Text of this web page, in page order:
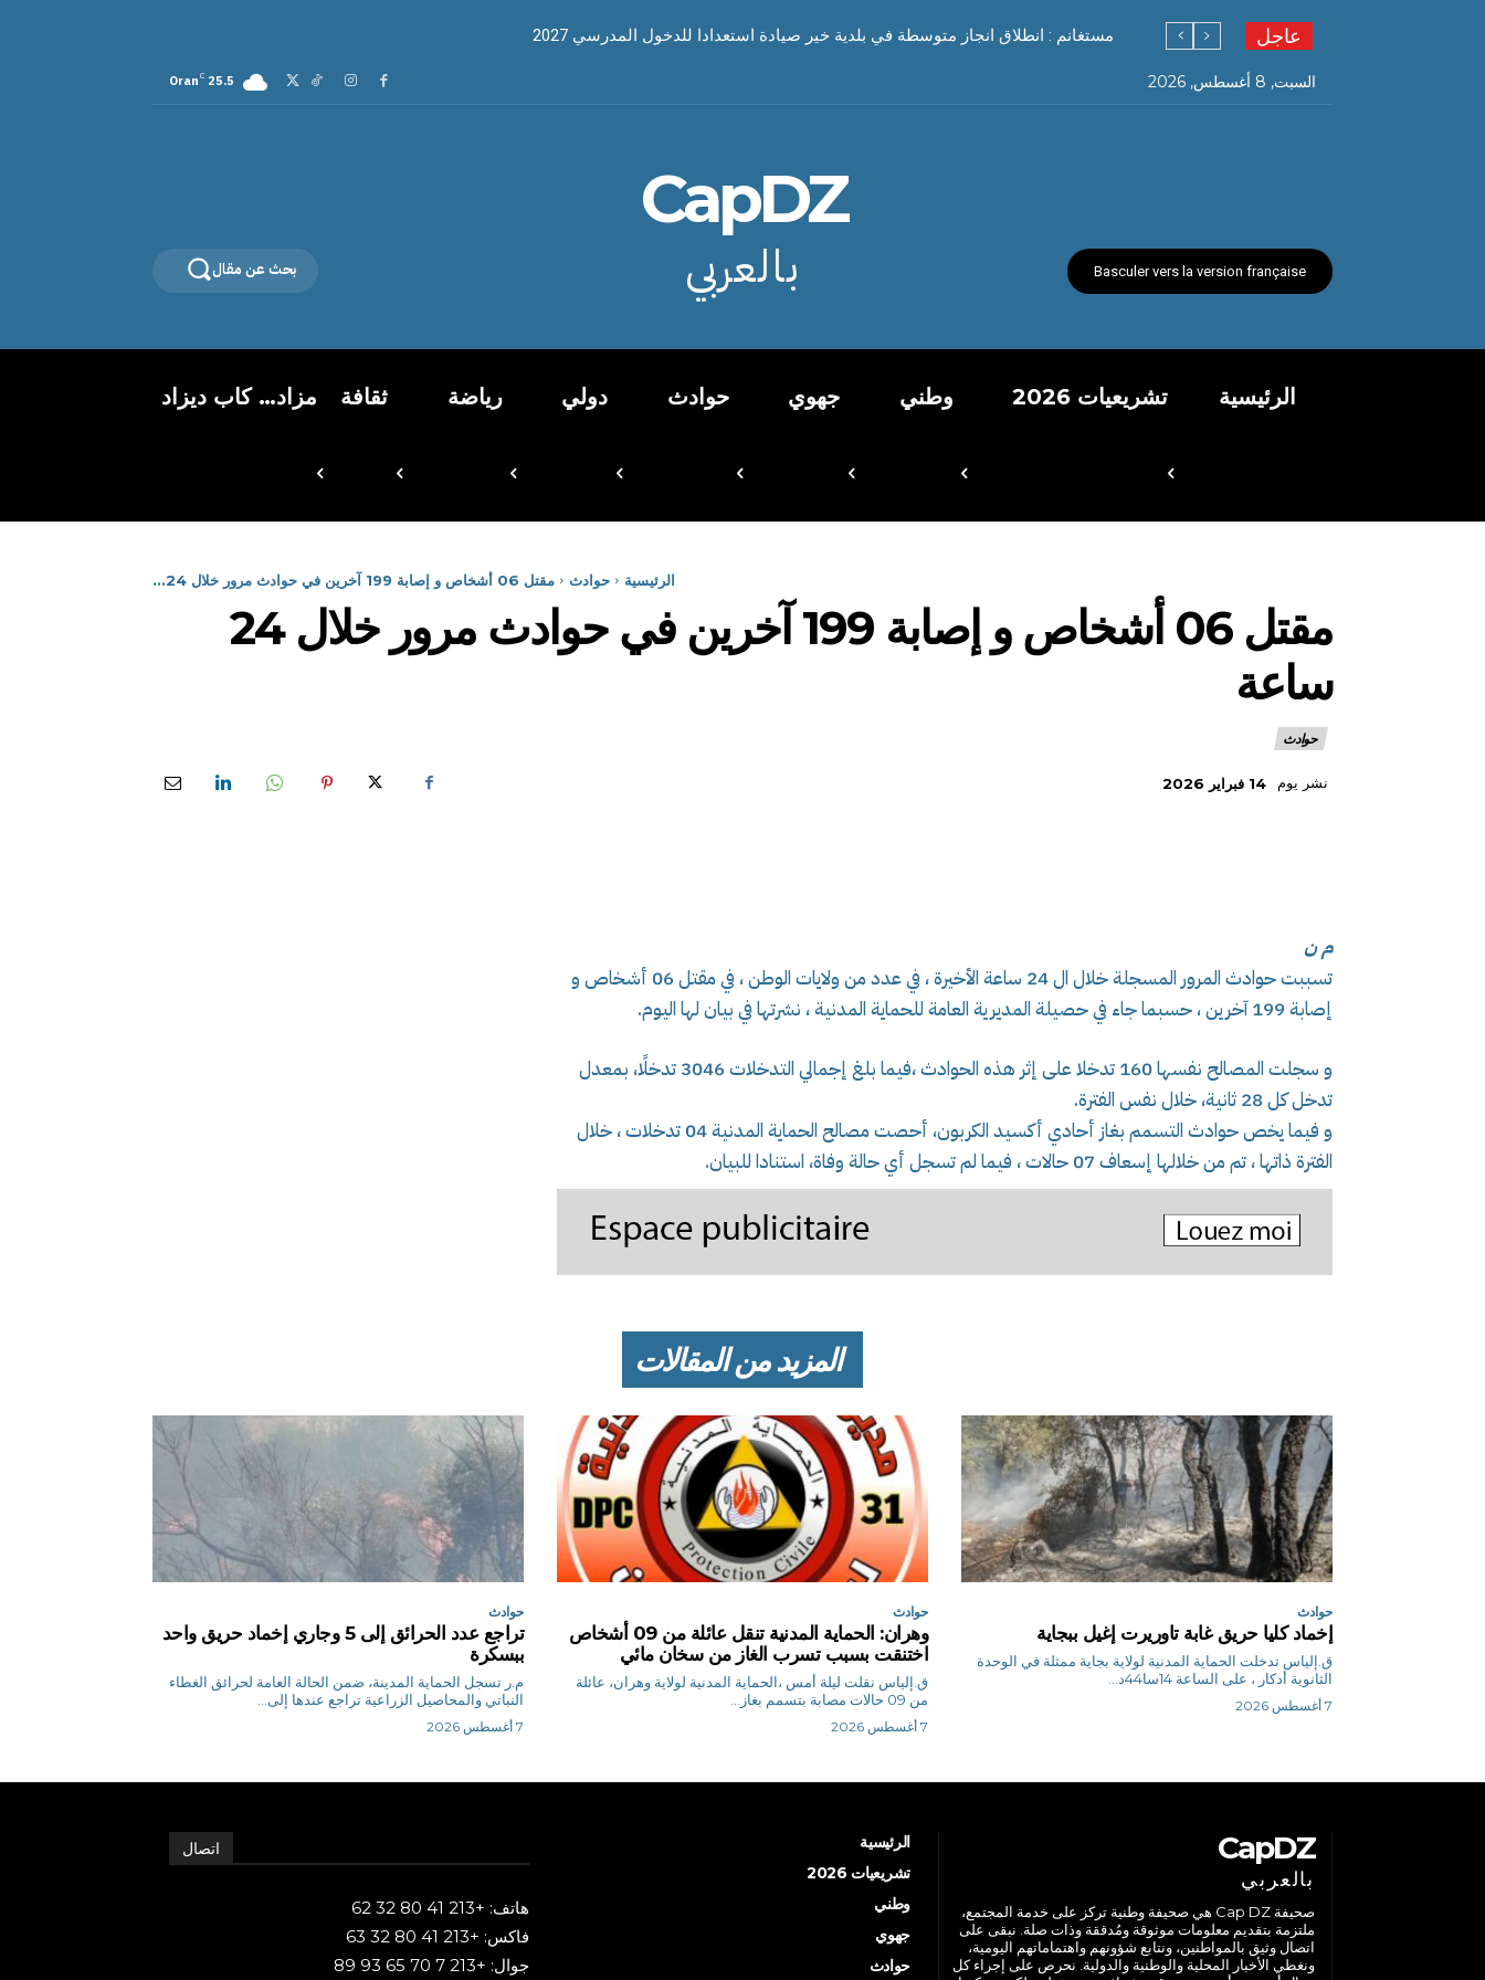
عاجل مستغانم : انطلاق انجاز متوسطة في بلدية خير صيادة استعدادا للدخول المدرسي 2027
السبت, 8 أغسطس, 2026 25.5
C
Oran
Basculer vers la version française
CapDZ
بالعربي بحث عن مقال
الرئيسية تشريعيات 2026 وطني جهوي حوادث دولي رياضة ثقافة مزاد… كاب ديزاد
الرئيسية حوادث مقتل 06 أشخاص و إصابة 199 آخرين في حوادث مرور خلال 24...
مقتل 06 أشخاص و إصابة 199 آخرين في حوادث مرور خلال 24
ساعة
حوادث
نشر يوم 14 فبراير 2026
م ن
تسببت حوادث المرور المسجلة خلال ال 24 ساعة الأخيرة ، في عدد من ولايات الوطن ، في مقتل 06 أشخاص و
إصابة 199 آخرين ، حسبما جاء في حصيلة المديرية العامة للحماية المدنية ، نشرتها في بيان لها اليوم.
و سجلت المصالح نفسها 160 تدخلا على إثر هذه الحوادث ،فيما بلغ إجمالي التدخلات 3046 تدخلًا، بمعدل
تدخل كل 28 ثانية، خلال نفس الفترة.
و فيما يخص حوادث التسمم بغاز أحادي أكسيد الكربون، أحصت مصالح الحماية المدنية 04 تدخلات ، خلال
الفترة ذاتها ، تم من خلالها إسعاف 07 حالات ، فيما لم تسجل أي حالة وفاة، استنادا للبيان.
المزيد من المقالات
حوادث
إخماد كليا حريق غابة تاوريرت إغيل ببجاية
ق.إلياس تدخلت الحماية المدنية لولاية بجاية ممثلة في الوحدة
الثانوية أدكار ، على الساعة 14سا44د...
7 أغسطس 2026
حوادث
وهران: الحماية المدنية تنقل عائلة من 09 أشخاص
اختنقت بسبب تسرب الغاز من سخان مائي
ق.إلياس نقلت ليلة أمس ،الحماية المدنية لولاية وهران، عائلة
من 09 حالات مصابة بتسمم بغاز...
7 أغسطس 2026
حوادث
تراجع عدد الحرائق إلى 5 وجاري إخماد حريق واحد
ببسكرة
م.ر تسجل الحماية المدينة، ضمن الحالة العامة لحرائق الغطاء
النباتي والمحاصيل الزراعية تراجع عندها إلى...
7 أغسطس 2026
CapDZ
بالعربي
صحيفة Cap DZ هي صحيفة وطنية تركز على خدمة المجتمع،
ملتزمة بتقديم معلومات موثوقة ومُدققة وذات صلة. نبقى على
اتصال وثيق بالمواطنين، ونتابع شؤونهم واهتماماتهم اليومية،
ونغطي الأخبار المحلية والوطنية والدولية. نحرص على إجراء كل
الرئيسية
تشريعيات 2026
وطني
جهوي
حوادث
اتصال
هاتف: +213 41 80 32 62
فاكس: +213 41 80 32 63
جوال: +213 7 70 65 93 89